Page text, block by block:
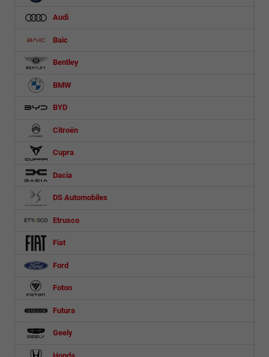
Audi
Baic
Bentley
BMW
BYD
Citroën
Cupra
Dacia
DS Automobiles
Etrusco
Fiat
Ford
Foton
Futura
Geely